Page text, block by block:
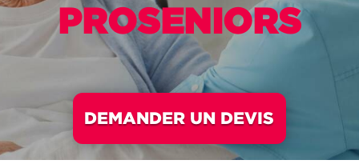
PROSENIORS
DEMANDER UN DEVIS